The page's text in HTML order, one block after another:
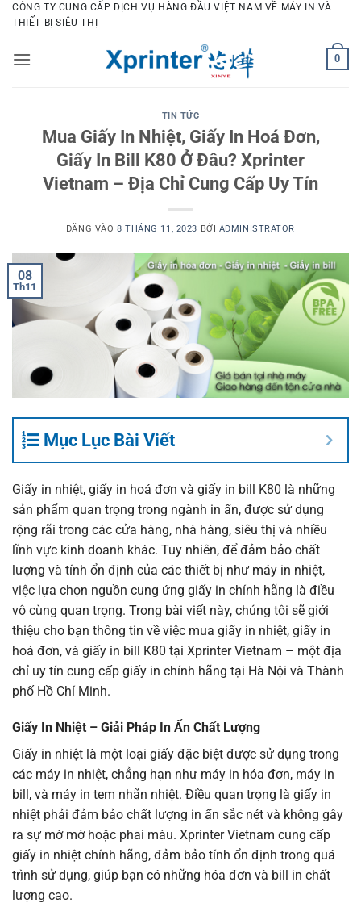
Bỏ
qua
dung
CÔNG TY CUNG CẤP DỊCH VỤ HÀNG ĐẦU VIỆT NAM VỀ MÁY IN VÀ
THIẾT BỊ SIÊU THỊ
0
TIN TỨC
Mua Giấy In Nhiệt, Giấy In Hoá Đơn,
Giấy In Bill K80 Ở Đâu? Xprinter
Vietnam – Địa Chỉ Cung Cấp Uy Tín
ĐĂNG VÀO 8 THÁNG 11, 2023 BỞI ADMINISTRATOR
08
Th11
Mục Lục Bài Viết
Giấy in nhiệt, giấy in hoá đơn và giấy in bill K80 là những
sản phẩm quan trọng trong ngành in ấn, được sử dụng
rộng rãi trong các cửa hàng, nhà hàng, siêu thị và nhiều
lĩnh vực kinh doanh khác. Tuy nhiên, để đảm bảo chất
lượng và tính ổn định của các thiết bị như máy in nhiệt,
việc lựa chọn nguồn cung ứng giấy in chính hãng là điều
vô cùng quan trọng. Trong bài viết này, chúng tôi sẽ giới
thiệu cho bạn thông tin về việc mua giấy in nhiệt, giấy in
hoá đơn, và giấy in bill K80 tại Xprinter Vietnam – một địa
chỉ uy tín cung cấp giấy in chính hãng tại Hà Nội và Thành
phố Hồ Chí Minh.
Giấy In Nhiệt – Giải Pháp In Ấn Chất Lượng
Giấy in nhiệt là một loại giấy đặc biệt được sử dụng trong
các máy in nhiệt, chẳng hạn như máy in hóa đơn, máy in
bill, và máy in tem nhãn nhiệt. Điều quan trọng là giấy in
nhiệt phải đảm bảo chất lượng in ấn sắc nét và không gây
ra sự mờ mờ hoặc phai màu. Xprinter Vietnam cung cấp
giấy in nhiệt chính hãng, đảm bảo tính ổn định trong quá
trình sử dụng, giúp bạn có những hóa đơn và bill in chất
lượng cao.